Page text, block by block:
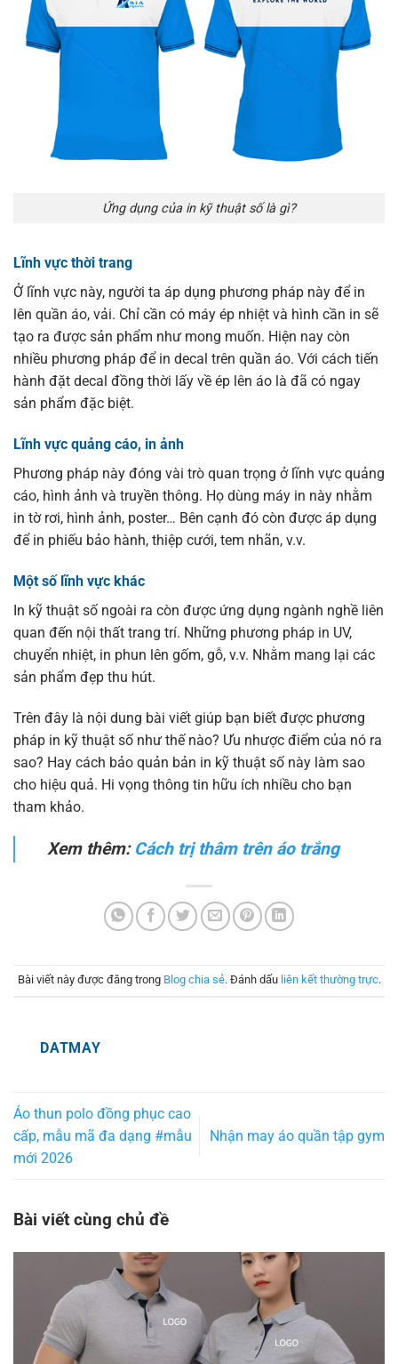
Ứng dụng của in kỹ thuật số là gì?
Lĩnh vực thời trang
Ở lĩnh vực này, người ta áp dụng phương pháp này để in
lên quần áo, vải. Chỉ cần có máy ép nhiệt và hình cần in sẽ
tạo ra được sản phẩm như mong muốn. Hiện nay còn
nhiều phương pháp để in decal trên quần áo. Với cách tiến
hành đặt decal đồng thời lấy về ép lên áo là đã có ngay
sản phẩm đặc biệt.
Lĩnh vực quảng cáo, in ảnh
Phương pháp này đóng vài trò quan trọng ở lĩnh vực quảng
cáo, hình ảnh và truyền thông. Họ dùng máy in này nhằm
in tờ rơi, hình ảnh, poster… Bên cạnh đó còn được áp dụng
để in phiếu bảo hành, thiệp cưới, tem nhãn, v.v.
Một số lĩnh vực khác
In kỹ thuật số ngoài ra còn được ứng dụng ngành nghề liên
quan đến nội thất trang trí. Những phương pháp in UV,
chuyển nhiệt, in phun lên gốm, gỗ, v.v. Nhằm mang lại các
sản phẩm đẹp thu hút.
Trên đây là nội dung bài viết giúp bạn biết được phương
pháp in kỹ thuật số như thế nào? Ưu nhược điểm của nó ra
sao? Hay cách bảo quản bản in kỹ thuật số này làm sao
cho hiệu quả. Hi vọng thông tin hữu ích nhiều cho bạn
tham khảo.
Xem thêm: Cách trị thâm trên áo trắng
Bài viết này được đăng trong Blog chia sẻ. Đánh dấu liên kết thường trực.
DATMAY
Áo thun polo đồng phục cao
cấp, mẫu mã đa dạng #mẫu
mới 2026
Nhận may áo quần tập gym
Bài viết cùng chủ đề